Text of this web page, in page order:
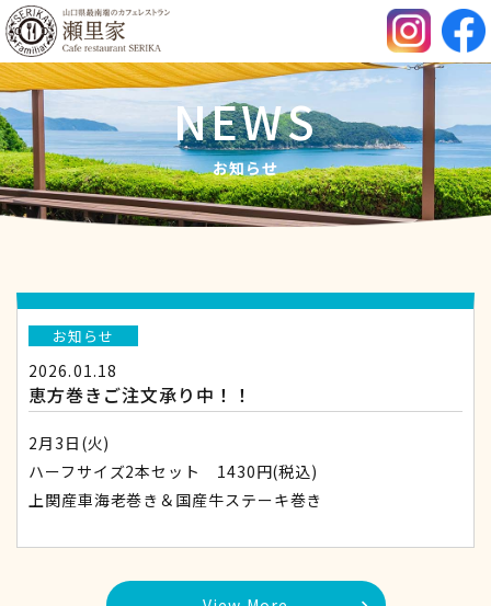
NEWS
お知らせ
お知らせ
2026.01.18
恵方巻きご注文承り中！！
2月3日(火)
ハーフサイズ2本セット 1430円(税込)
上関産車海老巻き＆国産牛ステーキ巻き